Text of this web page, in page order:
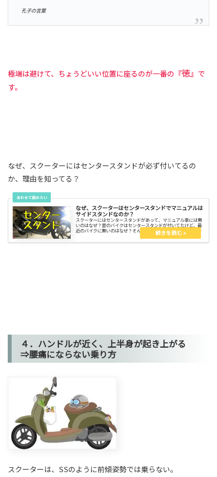
孔子の言葉
極端は避けて、ちょうどいい位置に座るのが一番の『徳』で
す。
なぜ、スクーターにはセンタースタンドが必ず付いてるの
か、理由を知ってる？
なぜ、スクーターはセンタースタンドでマニュアルは
サイドスタンドなのか？
スクーターにはセンタースタンドがあって、マニュアル車には無
いのはなぜ？昔のバイクはセンタースタンドが付いてたけど、最
近のバイクに無いのはなぜ？そんな疑問を解消してスッキリしよ
う。もちろん、理由があってこうなってるけど、選べるともっと
４．ハンドルが近く、上半身が起き上がる
⇒腰痛にならない乗り方
スクーターは、SSのように前傾姿勢では乗らない。